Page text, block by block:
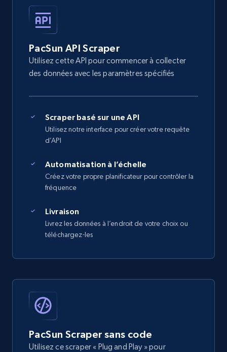
PacSun API Scraper
Utilisez cette API pour commencer à collecter
des données avec les paramètres spécifiés
Scraper basé sur une API
Utilisez notre interface pour créer votre requête
d’API
Automatisation à l’échelle
Créez votre propre planificateur pour contrôler la
fréquence
Livraison
Livrez les données à l’endroit de votre choix ou
téléchargez-les
PacSun Scraper sans code
Utilisez ce scraper « Plug and Play » pour